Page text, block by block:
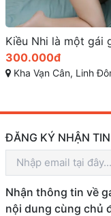
400.000đ
Chợ đầu mối Nông sản Thủ Đức, Quốc lộ 1A, Tam Bình, Thành Phố Thủ Đức,
ĐĂNG KÝ NHẬN
Nhận thông tin về
nội dung cùng chủ